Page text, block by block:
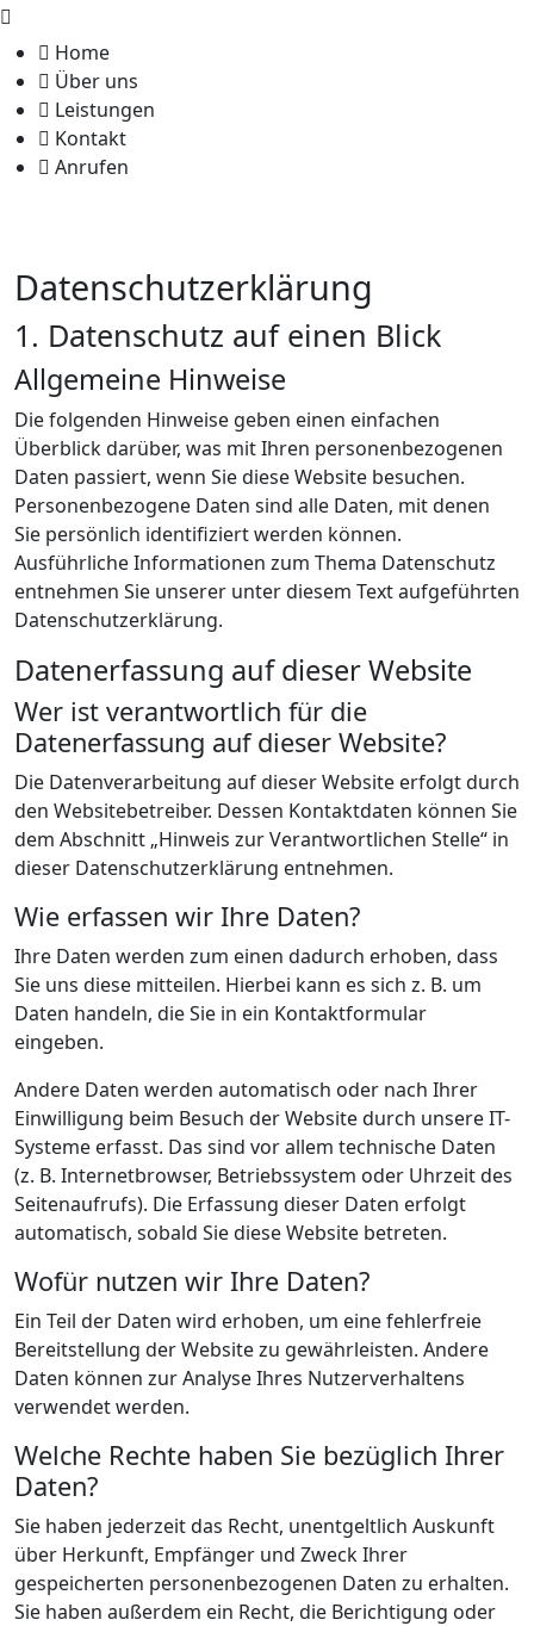
Home
Über uns
Leistungen
Kontakt
Anrufen
Datenschutz­erklärung
1. Datenschutz auf einen Blick
Allgemeine Hinweise
Die folgenden Hinweise geben einen einfachen
Überblick darüber, was mit Ihren personenbezogenen
Daten passiert, wenn Sie diese Website besuchen.
Personenbezogene Daten sind alle Daten, mit denen
Sie persönlich identifiziert werden können.
Ausführliche Informationen zum Thema Datenschutz
entnehmen Sie unserer unter diesem Text aufgeführten
Datenschutzerklärung.
Datenerfassung auf dieser Website
Wer ist verantwortlich für die
Datenerfassung auf dieser Website?
Die Datenverarbeitung auf dieser Website erfolgt durch
den Websitebetreiber. Dessen Kontaktdaten können Sie
dem Abschnitt „Hinweis zur Verantwortlichen Stelle“ in
dieser Datenschutzerklärung entnehmen.
Wie erfassen wir Ihre Daten?
Ihre Daten werden zum einen dadurch erhoben, dass
Sie uns diese mitteilen. Hierbei kann es sich z. B. um
Daten handeln, die Sie in ein Kontaktformular
eingeben.
Andere Daten werden automatisch oder nach Ihrer
Einwilligung beim Besuch der Website durch unsere IT-
Systeme erfasst. Das sind vor allem technische Daten
(z. B. Internetbrowser, Betriebssystem oder Uhrzeit des
Seitenaufrufs). Die Erfassung dieser Daten erfolgt
automatisch, sobald Sie diese Website betreten.
Wofür nutzen wir Ihre Daten?
Ein Teil der Daten wird erhoben, um eine fehlerfreie
Bereitstellung der Website zu gewährleisten. Andere
Daten können zur Analyse Ihres Nutzerverhaltens
verwendet werden.
Welche Rechte haben Sie bezüglich Ihrer
Daten?
Sie haben jederzeit das Recht, unentgeltlich Auskunft
über Herkunft, Empfänger und Zweck Ihrer
gespeicherten personenbezogenen Daten zu erhalten.
Sie haben außerdem ein Recht, die Berichtigung oder